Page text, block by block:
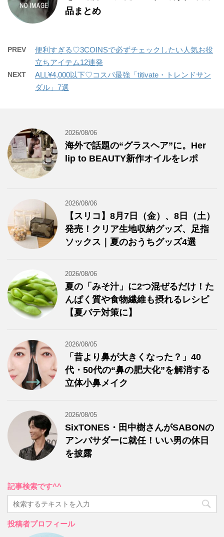
品まとめ
PREV
便利すぎる♡3COINSで必ずチェックしたい人気お役
立ちアイテム12連発
NEXT
ALL¥4,000以下♡コスパ最強「titivate・トレンドサン
ダル」7選
2026/08/06
海外で話題の“グラスヘア”に。Her
lip to BEAUTY新作オイルをレポ
2026/08/06
【スリコ】8月7日（金）、8日（土）
発売！クリア生地収納グッズ、足指
ソックス｜夏のおうちグッズ4選
2026/08/06
夏の「みそ汁」に2つ混ぜるだけ！た
んぱく質や食物繊維も摂れるレシピ
【夏バテ対策に】
2026/08/05
「昔より鼻が大きくなった？」40
代・50代の“鼻の肥大化”を解消する
立体小鼻メイク
2026/08/05
SixTONES・田中樹さんがSABONの
アンバサダーに就任！いい男の休日
を披露
記事検索です^^
投稿者プロフィール